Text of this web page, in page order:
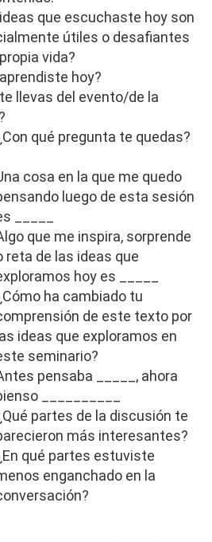
que escuchaste hoy son
útiles o desafiantes
vida?
hoy?
llevas del evento/de la
qué pregunta te quedas?
cosa en la que me quedo
luego de esta sesión
_____
que me inspira, sorprende
reta de las ideas que
hoy es _____
ha cambiado tu
de este texto por
las ideas que exploramos en
seminario?
pensaba _____, ahora
__________
partes de la discusión te
más interesantes?
qué partes estuviste
enganchado en la